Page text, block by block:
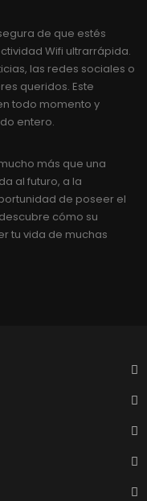
de que estés
Wifi ultrarrápida.
las redes sociales o
queridos. Este
todo momento y
entero.
más que una
al futuro, a la
de poseer el
cómo su
tu vida de muchas